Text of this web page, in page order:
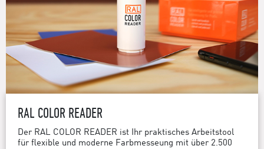
RAL COLOR READER
Der RAL COLOR READER ist Ihr praktisches Arbeitstool
für flexible und moderne Farbmesseung mit über 2.500